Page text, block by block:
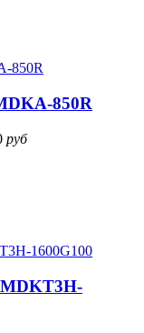
850R
руб